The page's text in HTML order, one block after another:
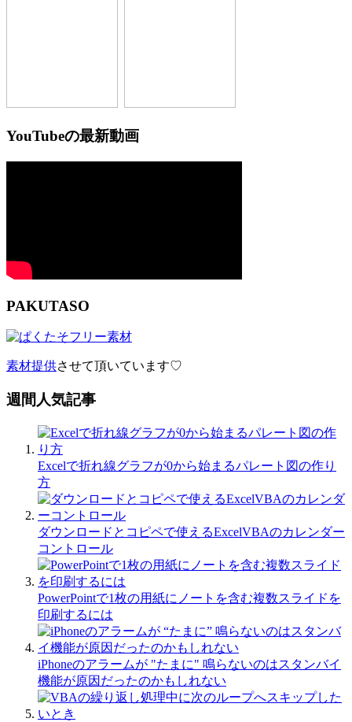
YouTubeの最新動画
PAKUTASO
素材提供させて頂いています♡
週間人気記事
Excelで折れ線グラフが0から始まるパレート図の作り
方
ダウンロードとコピペで使えるExcelVBAのカレンダー
コントロール
PowerPointで1枚の用紙にノートを含む複数スライドを
印刷するには
iPhoneのアラームが "たまに" 鳴らないのはスタンバイ
機能が原因だったのかもしれない